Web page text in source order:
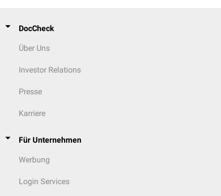
DocCheck
Über Uns
Investor Relations
Presse
Karriere
Für Unternehmen
Werbung
Login Services